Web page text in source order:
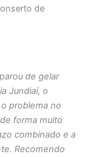
de
de gelar
Jundiaí, o
problema no
forma muito
combinado e a
Recomendo